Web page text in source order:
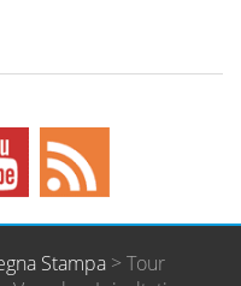
Stampa > Tour